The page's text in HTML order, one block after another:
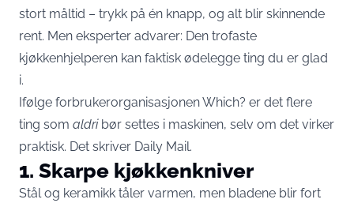
stort måltid – trykk på én knapp, og alt blir skinnende
rent. Men eksperter advarer: Den trofaste
kjøkkenhjelperen kan faktisk ødelegge ting du er glad
i.
Ifølge forbrukerorganisasjonen Which? er det flere
ting som aldribør settes i maskinen, selv om det virker
praktisk. Det skriver Daily Mail.
1. Skarpe kjøkkenkniver
Stål og keramikk tåler varmen, men bladene blir fort